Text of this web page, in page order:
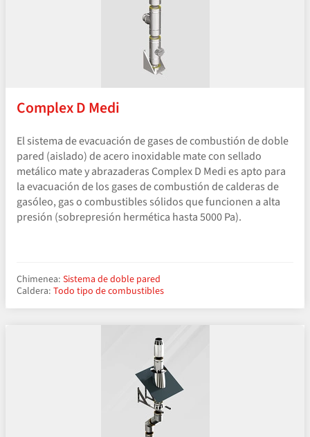
Complex D Medi
El sistema de evacuación de gases de combustión de doble
pared (aislado) de acero inoxidable mate con sellado
metálico mate y abrazaderas Complex D Medi es apto para
la evacuación de los gases de combustión de calderas de
gasóleo, gas o combustibles sólidos que funcionen a alta
presión (sobrepresión hermética hasta 5000 Pa).
Chimenea: Sistema de doble pared
Caldera: Todo tipo de combustibles